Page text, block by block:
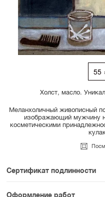
55
Холст, масло.
Меланхоличный живописный
изображающий мужчину
косметическими
Сертификат подлинности
К каждому авторскому
Оформление работ